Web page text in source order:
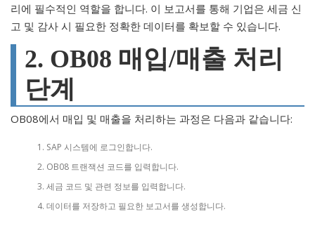
리에 필수적인 역할을 합니다. 이 보고서를 통해 기업은 세금 신
고 및 감사 시 필요한 정확한 데이터를 확보할 수 있습니다.
2. OB08 매입/매출 처리
단계
OB08에서 매입 및 매출을 처리하는 과정은 다음과 같습니다:
SAP 시스템에 로그인합니다.
OB08 트랜잭션 코드를 입력합니다.
세금 코드 및 관련 정보를 입력합니다.
데이터를 저장하고 필요한 보고서를 생성합니다.